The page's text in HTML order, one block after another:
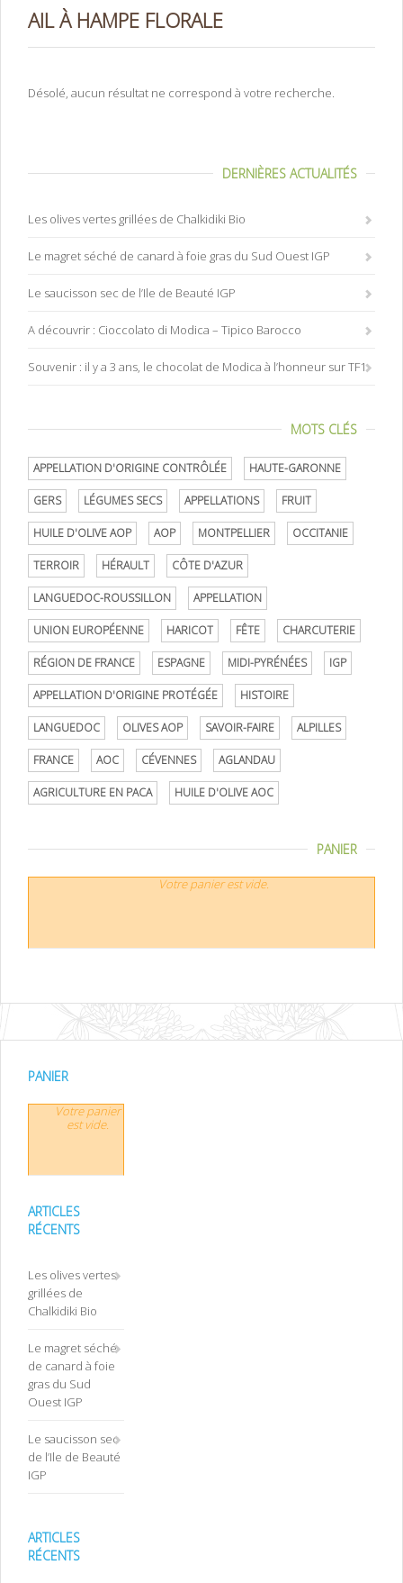
AIL À HAMPE FLORALE
Désolé, aucun résultat ne correspond à votre recherche.
DERNIÈRES ACTUALITÉS
Les olives vertes grillées de Chalkidiki Bio
Le magret séché de canard à foie gras du Sud Ouest IGP
Le saucisson sec de l’Ile de Beauté IGP
A découvrir : Cioccolato di Modica – Tipico Barocco
Souvenir : il y a 3 ans, le chocolat de Modica à l’honneur sur TF1
MOTS CLÉS
APPELLATION D'ORIGINE CONTRÔLÉE HAUTE-GARONNE
GERS LÉGUMES SECS APPELLATIONS FRUIT
HUILE D'OLIVE AOP AOP MONTPELLIER OCCITANIE
TERROIR HÉRAULT CÔTE D'AZUR
LANGUEDOC-ROUSSILLON APPELLATION
UNION EUROPÉENNE HARICOT FÊTE CHARCUTERIE
RÉGION DE FRANCE ESPAGNE MIDI-PYRÉNÉES IGP
APPELLATION D'ORIGINE PROTÉGÉE HISTOIRE
LANGUEDOC OLIVES AOP SAVOIR-FAIRE ALPILLES
FRANCE AOC CÉVENNES AGLANDAU
AGRICULTURE EN PACA HUILE D'OLIVE AOC
PANIER
Votre panier est vide.
PANIER
Votre panier
est vide.
ARTICLES
RÉCENTS
Les olives vertes
grillées de
Chalkidiki Bio
Le magret séché
de canard à foie
gras du Sud
Ouest IGP
Le saucisson sec
de l’Ile de Beauté
IGP
ARTICLES
RÉCENTS